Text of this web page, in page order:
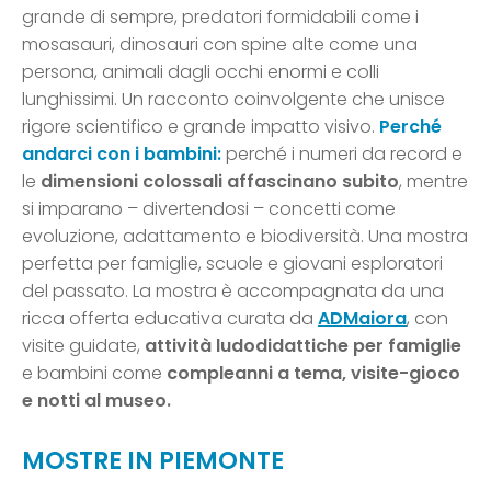
grande di sempre, predatori formidabili come i
mosasauri, dinosauri con spine alte come una
persona, animali dagli occhi enormi e colli
lunghissimi. Un racconto coinvolgente che unisce
rigore scientifico e grande impatto visivo. Perché
andarci con i bambini:perché i numeri da record e
le dimensioni colossali affascinano subito, mentre
si imparano – divertendosi – concetti come
evoluzione, adattamento e biodiversità. Una mostra
perfetta per famiglie, scuole e giovani esploratori
del passato. La mostra è accompagnata da una
ricca offerta educativa curata da ADMaiora, con
visite guidate, attività ludodidattiche per famiglie
e bambini come compleanni a tema, visite-gioco
e notti al museo.
MOSTRE IN PIEMONTE